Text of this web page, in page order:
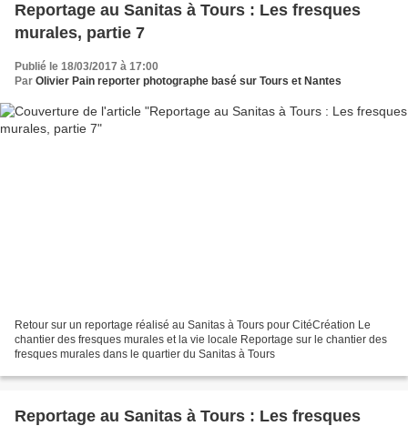
Reportage au Sanitas à Tours : Les fresques
murales, partie 7
Publié le 18/03/2017 à 17:00
Par Olivier Pain reporter photographe basé sur Tours et Nantes
Retour sur un reportage réalisé au Sanitas à Tours pour CitéCréation Le
chantier des fresques murales et la vie locale Reportage sur le chantier des
fresques murales dans le quartier du Sanitas à Tours
Reportage au Sanitas à Tours : Les fresques